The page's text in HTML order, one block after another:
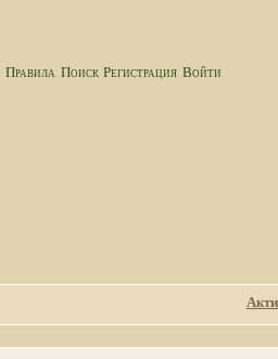
Правила Поиск Регистрация Войти